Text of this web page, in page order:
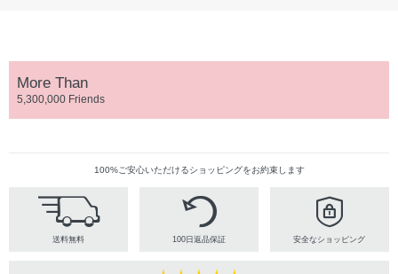
More Than
5,300,000 Friends
100%ご安心いただけるショッピングをお約束します
送料無料 100日返品保証 安全なショッピング